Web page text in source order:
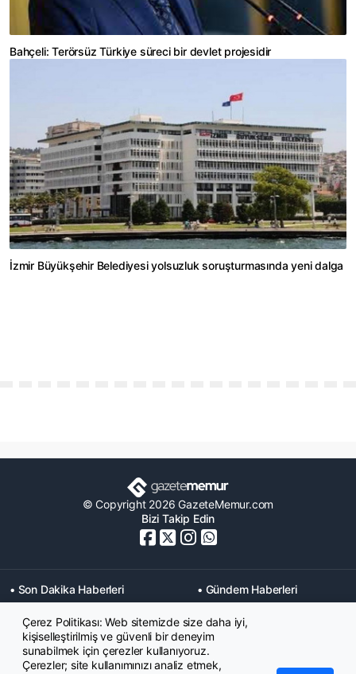
Bahçeli: Terörsüz Türkiye süreci bir devlet projesidir
İzmir Büyükşehir Belediyesi yolsuzluk soruşturmasında yeni dalga
© Copyright 2026 GazeteMemur.com
Bizi Takip Edin
• Son Dakika Haberleri
• Gündem Haberleri
• Memurlar Haberleri
• KPSS Haberleri
• Ekonomi Haberleri
• Eğitim Haberleri
• Yaşam Haberleri
• Maaş Verileri Haberleri
• Mahkeme Kararları
Çerez Politikası: Web sitemizde size daha iyi,
kişiselleştirilmiş ve güvenli bir deneyim
sunabilmek için çerezler kullanıyoruz.
Çerezler; site kullanımınızı analiz etmek,